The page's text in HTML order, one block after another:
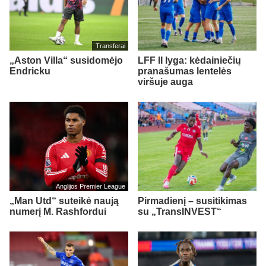
Transferai
„Aston Villa“ susidomėjo
Endricku
LFF II lyga: kėdainiečių
pranašumas lentelės
viršuje auga
Anglijos Premier League
„Man Utd“ suteikė naują
numerį M. Rashfordui
Pirmadienį – susitikimas
su „TransINVEST“